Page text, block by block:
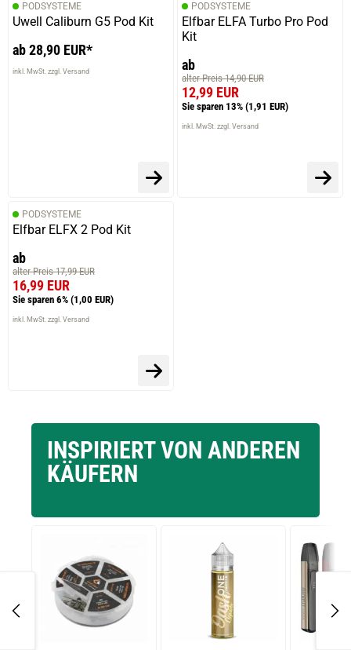
PODSYSTEME
Uwell Caliburn G5 Pod Kit
ab 28,90 EUR*
inkl. MwSt. zzgl. Versand
PODSYSTEME
Elfbar ELFA Turbo Pro Pod
Kit
ab
alter Preis 14,90 EUR
12,99 EUR
Sie sparen 13% (1,91 EUR)
inkl. MwSt. zzgl. Versand
PODSYSTEME
Elfbar ELFX 2 Pod Kit
ab
alter Preis 17,99 EUR
16,99 EUR
Sie sparen 6% (1,00 EUR)
inkl. MwSt. zzgl. Versand
INSPIRIERT VON ANDEREN
KÄUFERN